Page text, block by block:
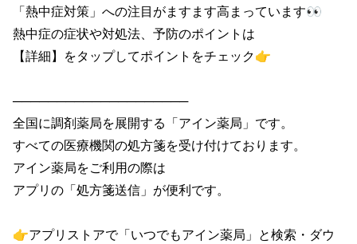
「熱中症対策」への注目がますます高まっています👀
熱中症の症状や対処法、予防のポイントは
【詳細】をタップしてポイントをチェック👉
────────────────────
全国に調剤薬局を展開する「アイン薬局」です。
すべての医療機関の処方箋を受け付けております。
アイン薬局をご利用の際は
アプリの「処方箋送信」が便利です。
👉アプリストアで「いつでもアイン薬局」と検索・ダウ